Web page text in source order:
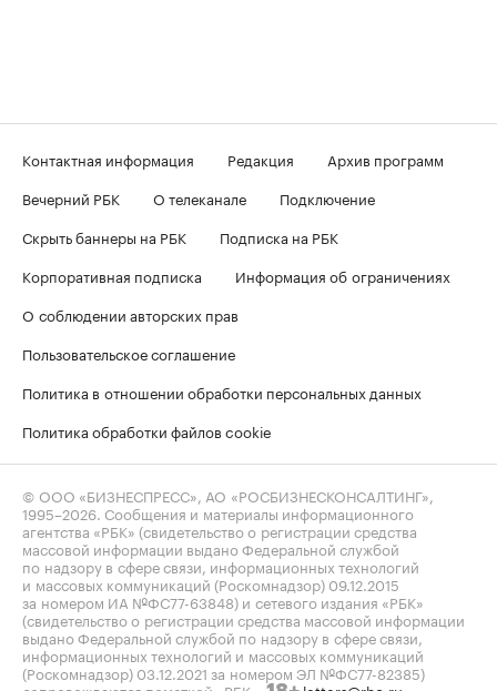
Контактная информация Редакция
Архив программ
Вечерний РБК
О телеканале
Подключение
Скрыть баннеры на РБК
Подписка на РБК
Корпоративная подписка
Информация об ограничениях
О соблюдении авторских прав
Пользовательское соглашение
Политика в отношении обработки персональных данных
Политика обработки файлов cookie
© ООО «БИЗНЕСПРЕСС», АО «РОСБИЗНЕСКОНСАЛТИНГ»,
1995–2026 . Сообщения и материалы информационного
агентства «РБК» (свидетельство о регистрации средства
массовой информации выдано Федеральной службой
по надзору в сфере связи, информационных технологий
и массовых коммуникаций (Роскомнадзор) 09.12.2015
за номером ИА №ФС77-63848) и сетевого издания «РБК»
(свидетельство о регистрации средства массовой информации
выдано Федеральной службой по надзору в сфере связи,
информационных технологий и массовых коммуникаций
(Роскомнадзор) 03.12.2021 за номером ЭЛ №ФС77-82385)